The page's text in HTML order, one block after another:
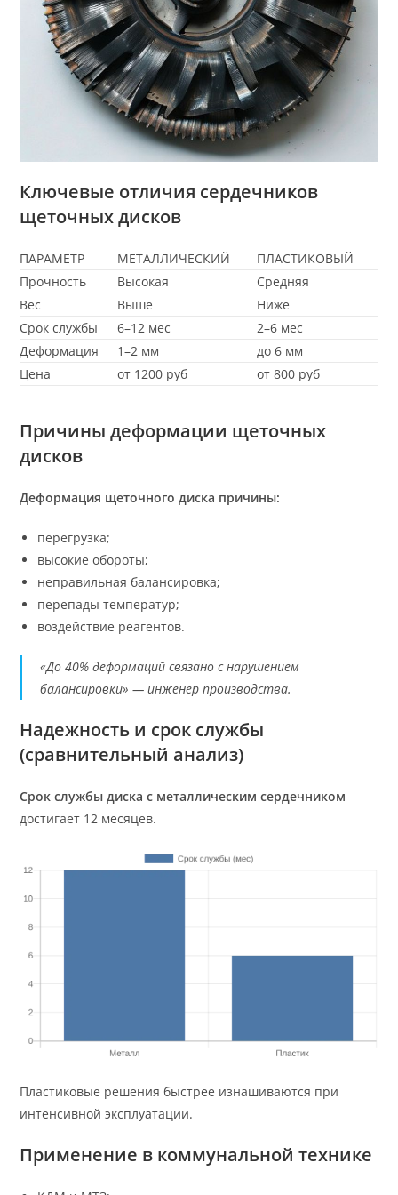
Ключевые отличия сердечников
щеточных дисков
ПАРАМЕТР МЕТАЛЛИЧЕСКИЙ
ПЛАСТИКОВЫЙ
Прочность
Высокая
Средняя
Вес
Выше
Ниже
Срок службы
6–12 мес
2–6 мес
Деформация
1–2 мм
до 6 мм
Цена
от 1200 руб от 800 руб
Причины деформации щеточных
дисков
Деформация щеточного диска причины:
перегрузка;
высокие обороты;
неправильная балансировка;
перепады температур;
воздействие реагентов.
«До 40% деформаций связано с нарушением
балансировки» — инженер производства.
Надежность и срок службы
(сравнительный анализ)
Срок службы диска с металлическим сердечником
достигает 12 месяцев.
Пластиковые решения быстрее изнашиваются при
интенсивной эксплуатации.
Применение в коммунальной технике